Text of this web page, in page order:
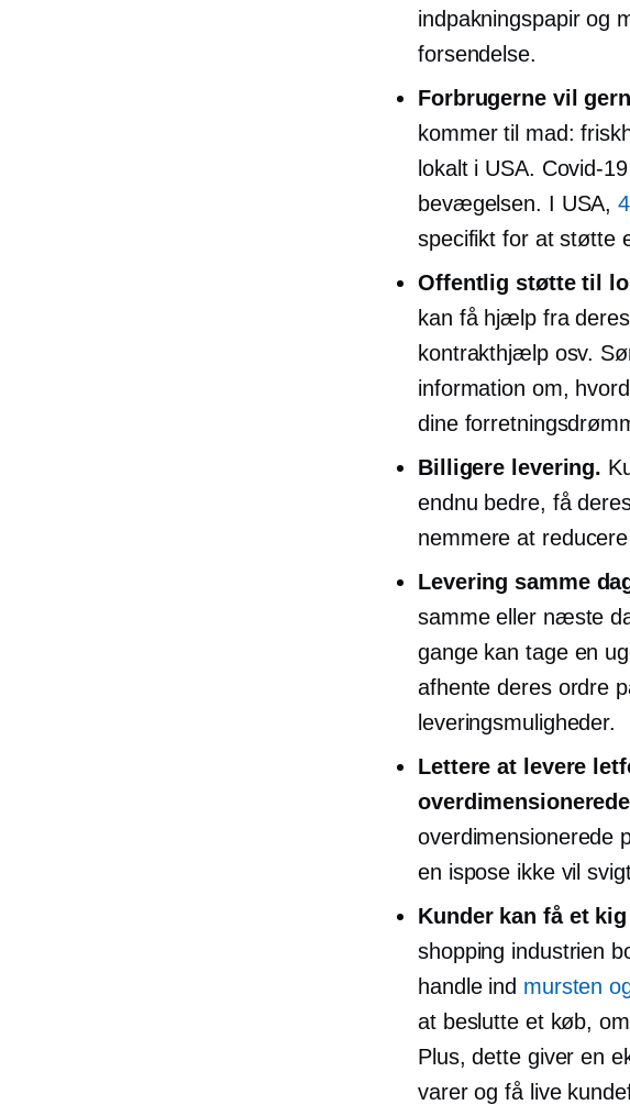
indpakningspapir og
forsendelse.
Forbrugerne vil
kommer til mad:
lokalt i USA. Covid-19
bevægelsen. I USA,
specifikt for at støtte
Offentlig støtte til
kan få hjælp fra
kontrakthjælp osv.
information om,
dine
Billigere levering.
endnu bedre, få
nemmere at
Levering samme
samme eller næste
gange kan tage en
afhente deres ordre
leveringsmuligheder.
Lettere at levere
overdimensionerede
en ispose ikke vil
Kunder kan få et
shopping industrien
handle ind mursten
at beslutte et køb,
Plus, dette giver en
varer og få live